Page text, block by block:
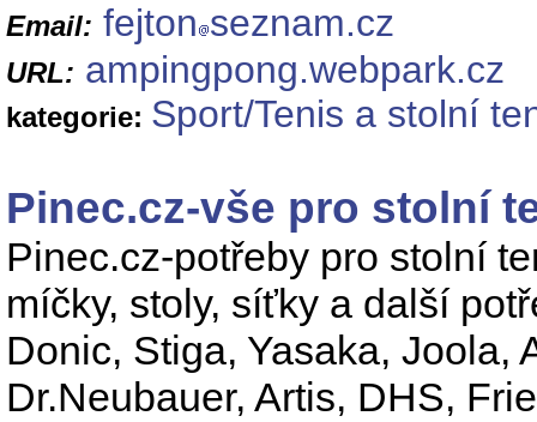
Email: fejton seznam.cz
URL: ampingpong.webpark.cz
kategorie: Sport/Tenis a stolní
Pinec.cz-vše pro stolní
Pinec.cz-potřeby pro stolní
míčky, stoly, síťky a další
Donic, Stiga, Yasaka, Joola,
Dr.Neubauer, Artis, DHS,